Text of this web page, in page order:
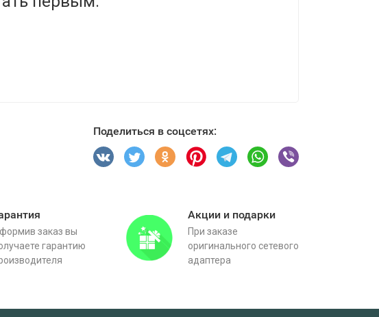
Поделиться в соцсетях:
заказ вы
гарантию
Акции и подарки
При заказе
оригинального сетевого
адаптера